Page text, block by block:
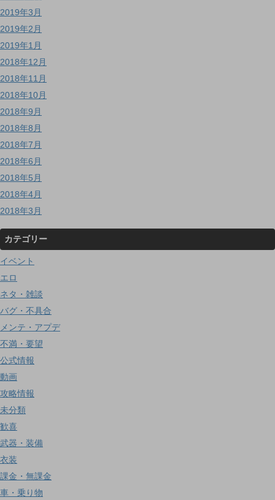
2019年3月
2019年2月
2019年1月
2018年12月
2018年11月
2018年10月
2018年9月
2018年8月
2018年7月
2018年6月
2018年5月
2018年4月
2018年3月
カテゴリー
イベント
エロ
ネタ・雑談
バグ・不具合
メンテ・アプデ
不満・要望
公式情報
動画
攻略情報
未分類
歓喜
武器・装備
衣装
課金・無課金
車・乗り物